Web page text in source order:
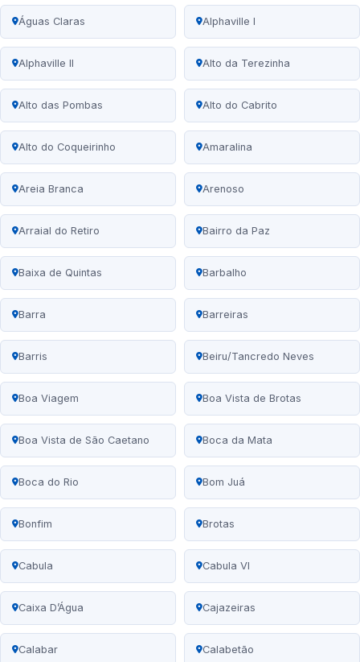
Águas Claras Alphaville I
Alphaville II Alto da Terezinha
Alto das Pombas Alto do Cabrito
Alto do Coqueirinho Amaralina
Areia Branca Arenoso
Arraial do Retiro Bairro da Paz
Baixa de Quintas Barbalho
Barra Barreiras
Barris Beiru/Tancredo Neves
Boa Viagem Boa Vista de Brotas
Boa Vista de São Caetano Boca da Mata
Boca do Rio Bom Juá
Bonfim Brotas
Cabula Cabula VI
Caixa D’Água Cajazeiras
Calabar Calabetão